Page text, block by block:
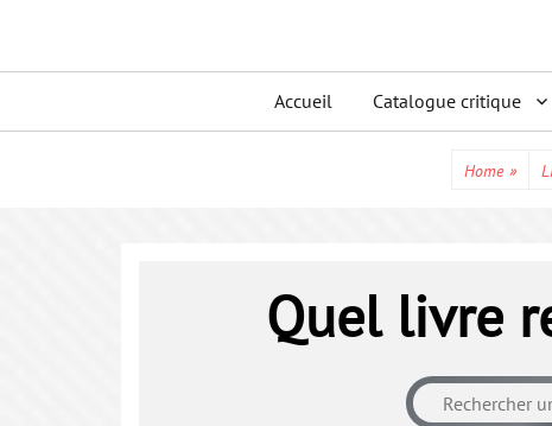
menu
Accueil Catalogue critique
Home »
Quel livre